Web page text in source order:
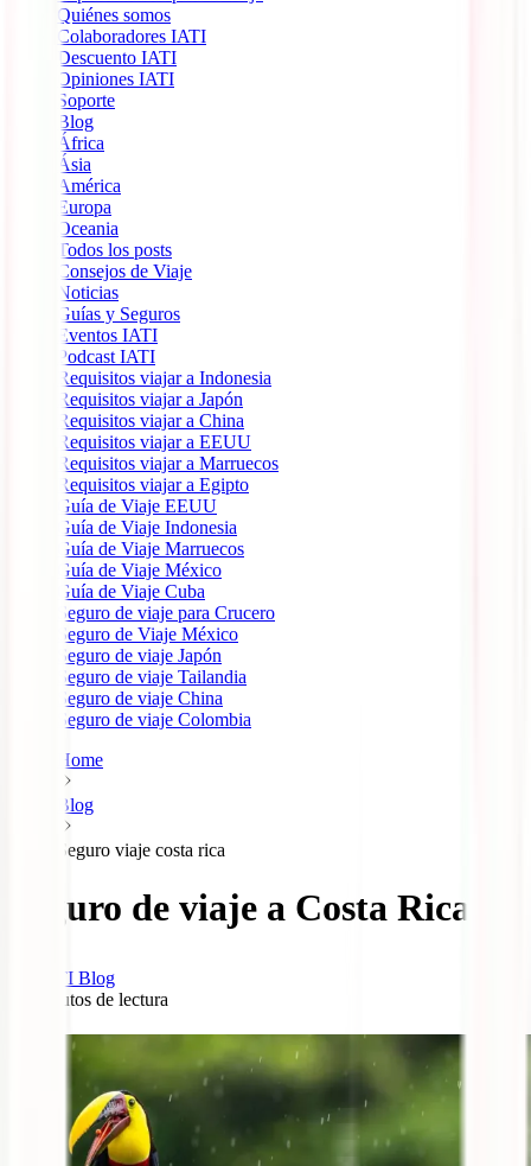
Quiénes somos
Colaboradores IATI
Descuento IATI
Opiniones IATI
Soporte
Blog
África
Ásia
América
Europa
Oceania
Todos los posts
Consejos de Viaje
Noticias
Guías y Seguros
Eventos IATI
Podcast IATI
Requisitos viajar a Indonesia
Requisitos viajar a Japón
Requisitos viajar a China
Requisitos viajar a EEUU
Requisitos viajar a Marruecos
Requisitos viajar a Egipto
Guía de Viaje EEUU
Guía de Viaje Indonesia
Guía de Viaje Marruecos
Guía de Viaje México
Guía de Viaje Cuba
Seguro de viaje para Crucero
Seguro de Viaje México
Seguro de viaje Japón
Seguro de viaje Tailandia
Seguro de viaje China
Seguro de viaje Colombia
Home
Blog
Seguro viaje costa rica
Seguro de viaje a Costa Rica
IATI Blog
minutos de lectura